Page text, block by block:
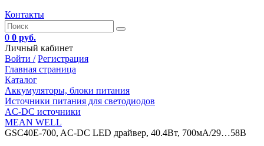
Контакты
0 0 руб.
Личный кабинет
Войти / Регистрация
Главная страница
Каталог
Аккумуляторы, блоки питания
Источники питания для светодиодов
AC-DC источники
MEAN WELL
GSC40E-700, AC-DC LED драйвер, 40.4Вт, 700мА/29…58В